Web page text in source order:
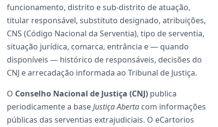
funcionamento, distrito e sub-distrito de atuação,
titular responsável, substituto designado, atribuições,
CNS (Código Nacional da Serventia), tipo de serventia,
situação jurídica, comarca, entrância e — quando
disponíveis — histórico de responsáveis, decisões do
CNJ e arrecadação informada ao Tribunal de Justiça.
O Conselho Nacional de Justiça (CNJ) publica
periodicamente a baseJustiça Aberta com informações
públicas das serventias extrajudiciais. O eCartorios